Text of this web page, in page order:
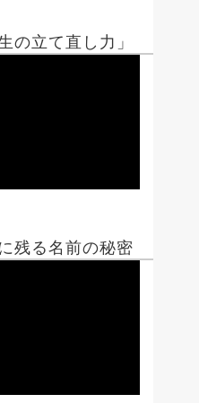
の立て直し力」
残る名前の秘密